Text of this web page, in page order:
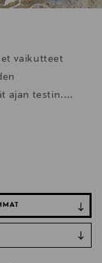
vaikutteet
ajan testin.